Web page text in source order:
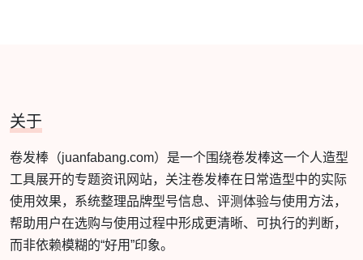
关于
卷发棒（juanfabang.com）是一个围绕卷发棒这一个人造型
工具展开的专题资讯网站，关注卷发棒在日常造型中的实际
使用效果，系统整理品牌型号信息、评测体验与使用方法，
帮助用户在选购与使用过程中形成更清晰、可执行的判断，
而非依赖模糊的“好用”印象。